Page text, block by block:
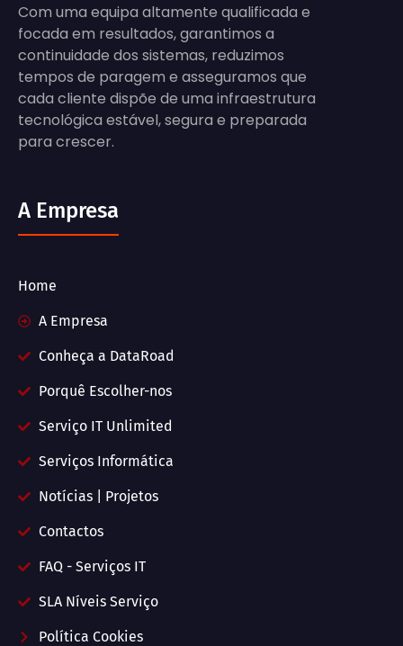
Com uma equipa altamente qualificada e
focada em resultados, garantimos a
continuidade dos sistemas, reduzimos
tempos de paragem e asseguramos que
cada cliente dispõe de uma infraestrutura
tecnológica estável, segura e preparada
para crescer.
A Empresa
Home
A Empresa
Conheça a DataRoad
Porquê Escolher-nos
Serviço IT Unlimited
Serviços Informática
Notícias | Projetos
Contactos
FAQ - Serviços IT
SLA Níveis Serviço
Política Cookies